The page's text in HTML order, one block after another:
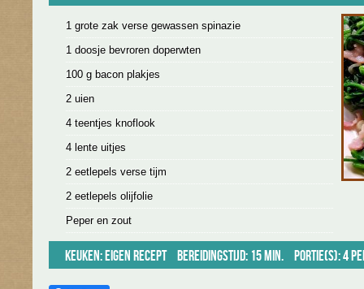
1 grote zak verse gewassen spinazie
1 doosje bevroren doperwten
100 g bacon plakjes
2 uien
4 teentjes knoflook
4 lente uitjes
2 eetlepels verse tijm
2 eetlepels olijfolie
Peper en zout
Keuken: Eigen recept Bereidingstijd: 15 min. Portie(s): 4